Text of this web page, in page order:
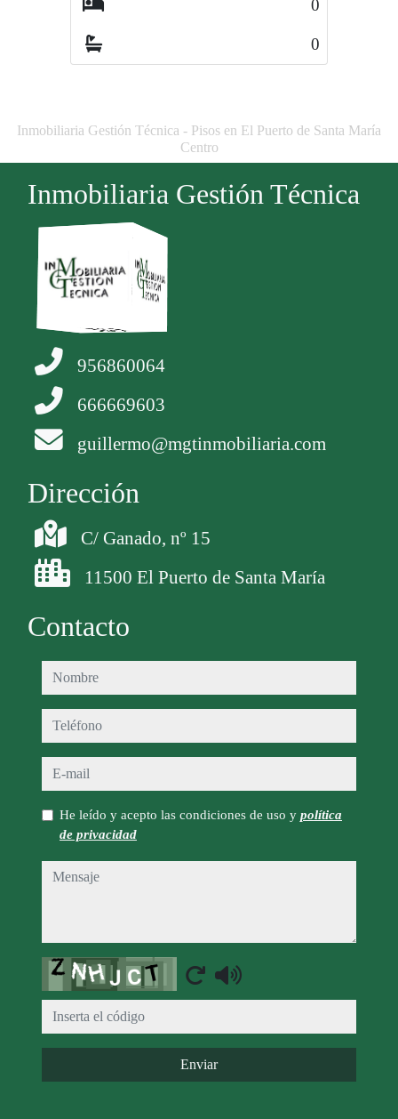
Inmobiliaria Gestión Técnica - Pisos en El Puerto de Santa María
Centro
Inmobiliaria Gestión Técnica
956860064
666669603
guillermo@mgtinmobiliaria.com
Dirección
C/ Ganado, nº 15
11500 El Puerto de Santa María
Contacto
nombre
teléfono
e-mail
He leído y acepto las condiciones de uso y política
de privacidad
mensaje
Captcha
Enviar